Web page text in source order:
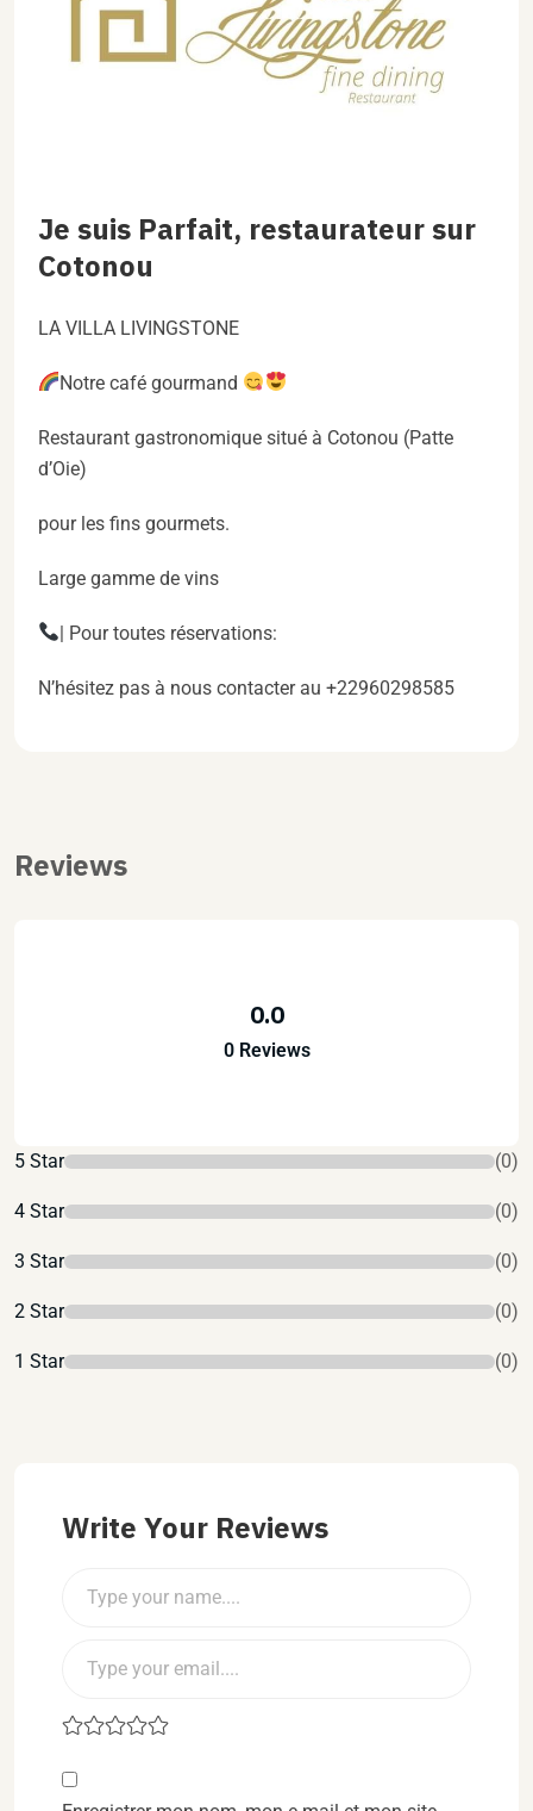
Je suis Parfait, restaurateur sur
Cotonou
LA VILLA LIVINGSTONE
Notre café gourmand
Restaurant gastronomique situé à Cotonou (Patte
d’Oie)
pour les fins gourmets.
Large gamme de vins
| Pour toutes réservations:
N’hésitez pas à nous contacter au +22960298585
Reviews
0.0
0 Reviews
5 Star (0)
4 Star (0)
3 Star (0)
2 Star (0)
1 Star (0)
Write Your Reviews